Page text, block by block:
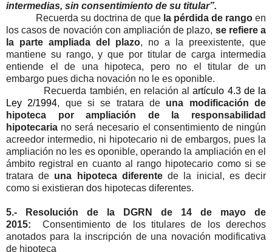
intermedias, sin consentimiento de su titular”.
Recuerda su doctrina de que la pérdida de rangoen
los casos de novación con ampliación de plazo, se refiere a
la parte ampliada del plazo, no a la preexistente, que
mantiene su rango, y que por titular de carga intermedia
entiende el de una hipoteca, pero no el titular de un
embargo pues dicha novación no le es oponible.
Recuerda también, en relación alartículo 4.3 de la
Ley 2/1994, que si se tratara de una modificación de
hipoteca por ampliación de la responsabilidad
hipotecaria no será necesario el consentimiento de ningún
acreedor intermedio, ni hipotecario ni de embargos, pues la
ampliación no les es oponible, operando la ampliación en el
ámbito registral en cuanto al rango hipotecario como si se
tratara de una hipoteca diferentede la inicial, es decir
como si existieran dos hipotecas diferentes.
5.- Resolución de la DGRN de 14 de mayo de
2015:
Consentimiento de los titulares de los derechos
anotados para la inscripción de una novación modificativa
de hipoteca